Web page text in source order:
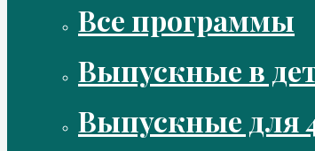
Все программы
Выпускные в
Выпускные для